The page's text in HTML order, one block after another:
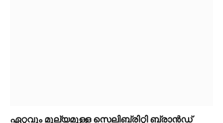
ഏറ്റവും മൂല്യമുള്ള സെലിബ്രിറ്റി ബ്രാൻഡ്